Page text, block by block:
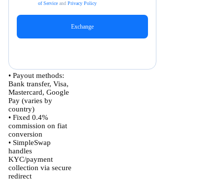
• Payout methods:
Bank transfer, Visa,
Mastercard, Google
Pay (varies by
country)
• Fixed 0.4%
commission on fiat
conversion
• SimpleSwap
handles
KYC/payment
collection via secure
redirect